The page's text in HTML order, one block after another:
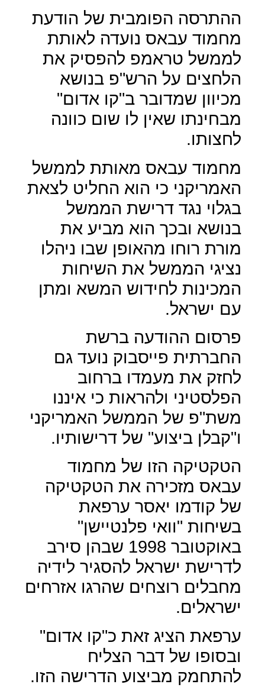
ההתרסה הפומבית של הודעת
מחמוד עבאס נועדה לאותת
לממשל טראמפ להפסיק את
הלחצים על הרש"פ בנושא
מכיוון שמדובר ב"קו אדום"
מבחינתו שאין לו שום כוונה
לחצותו.
מחמוד עבאס מאותת לממשל
האמריקני כי הוא החליט לצאת
בגלוי נגד דרישת הממשל
בנושא ובכך הוא מביע את
מורת רוחו מהאופן שבו ניהלו
נציגי הממשל את השיחות
המכינות לחידוש המשא ומתן
עם ישראל.
פרסום ההודעה ברשת
החברתית פייסבוק נועד גם
לחזק את מעמדו ברחוב
הפלסטיני ולהראות כי איננו
משת"פ של הממשל האמריקני
ו"קבלן ביצוע" של דרישותיו.
הטקטיקה הזו של מחמוד
עבאס מזכירה את הטקטיקה
של קודמו יאסר ערפאת
בשיחות "וואי פלנטיישן"
באוקטובר 1998 שבהן סירב
לדרישת ישראל להסגיר לידיה
מחבלים רוצחים שהרגו אזרחים
ישראלים.
ערפאת הציג זאת כ"קו אדום"
ובסופו של דבר הצליח
להתחמק מביצוע הדרישה הזו.